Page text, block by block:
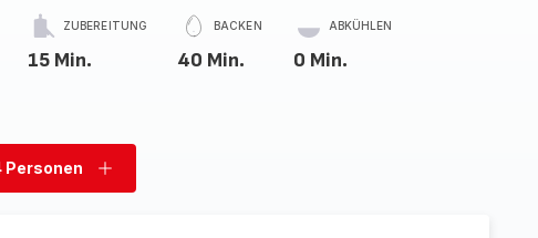
ZUBEREITUNG
15 Min.
BACKEN
40 Min.
ABKÜHLEN
0 Min.
Personen
Personen